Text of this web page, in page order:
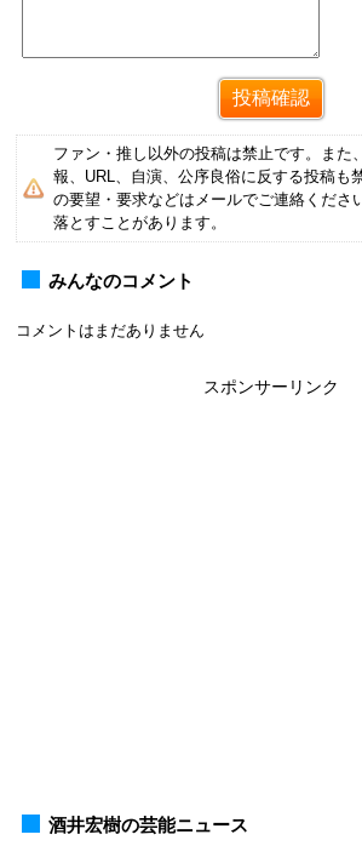
ファン・推し以外の投稿は禁止です。また
報、URL、自演、公序良俗に反する投稿も
の要望・要求などはメールでご連絡くださ
落とすことがあります。
みんなのコメント
コメントはまだありません
スポンサーリンク
酒井宏樹の芸能ニュース